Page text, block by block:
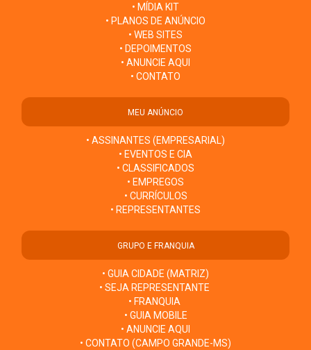
• MÍDIA KIT
• PLANOS DE ANÚNCIO
• WEB SITES
• DEPOIMENTOS
• ANUNCIE AQUI
• CONTATO
MEU ANÚNCIO
• ASSINANTES (EMPRESARIAL)
• EVENTOS E CIA
• CLASSIFICADOS
• EMPREGOS
• CURRÍCULOS
• REPRESENTANTES
GRUPO E FRANQUIA
• GUIA CIDADE (MATRIZ)
• SEJA REPRESENTANTE
• FRANQUIA
• GUIA MOBILE
• ANUNCIE AQUI
• CONTATO (CAMPO GRANDE-MS)